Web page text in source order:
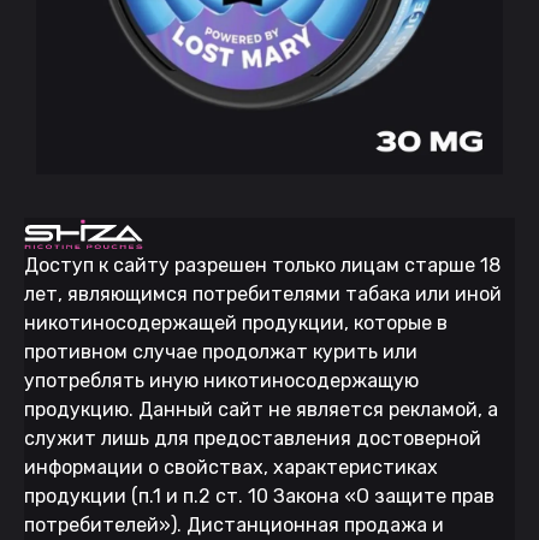
Доступ к сайту разрешен только лицам старше 18
лет, являющимся потребителями табака или иной
никотиносодержащей продукции, которые в
противном случае продолжат курить или
употреблять иную никотиносодержащую
продукцию. Данный сайт не является рекламой, а
служит лишь для предоставления достоверной
информации о свойствах, характеристиках
продукции (п.1 и п.2 ст. 10 Закона «О защите прав
потребителей»). Дистанционная продажа и